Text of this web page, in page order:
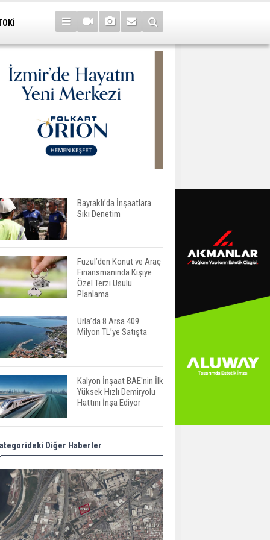
Bayraklı’da İnşaatlara
Sıkı Denetim
Fuzul’den Konut ve Araç
Finansmanında Kişiye
Özel Terzi Usulü
Planlama
Urla’da 8 Arsa 409
Milyon TL’ye Satışta
Kalyon İnşaat BAE'nin İlk
Yüksek Hızlı Demiryolu
Hattını İnşa Ediyor
ABD'de Konut Kredisi
Faizi Son Bir Yılın En
TOKİ 51 İlde 540 Konut
ve İş Yerini Satışa
Sunuyor
Diğer Haberler